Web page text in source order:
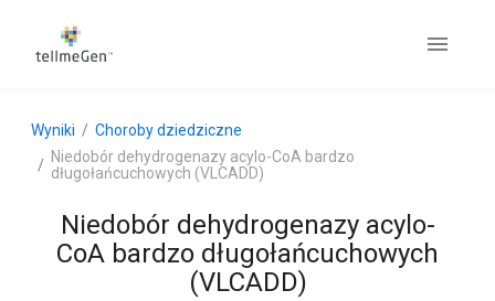
Wyniki
Choroby dziedziczne
Niedobór dehydrogenazy acylo-CoA bardzo
długołańcuchowych (VLCADD)
Niedobór dehydrogenazy acylo-
CoA bardzo długołańcuchowych
(VLCADD)